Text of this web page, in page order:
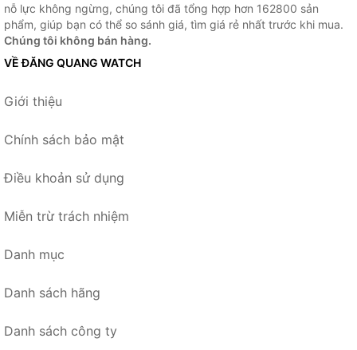
nỗ lực không ngừng, chúng tôi đã tổng hợp hơn 162800 sản
phẩm, giúp bạn có thể so sánh giá, tìm giá rẻ nhất trước khi mua.
Chúng tôi không bán hàng.
VỀ ĐĂNG QUANG WATCH
Giới thiệu
Chính sách bảo mật
Điều khoản sử dụng
Miễn trừ trách nhiệm
Danh mục
Danh sách hãng
Danh sách công ty